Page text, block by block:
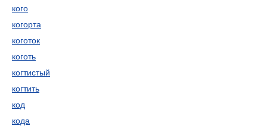
кого
когорта
коготок
коготь
когтистый
когтить
код
кода